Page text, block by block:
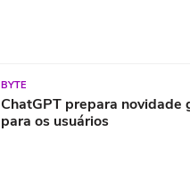
BYTE
ChatGPT prepara novidade
para os usuários